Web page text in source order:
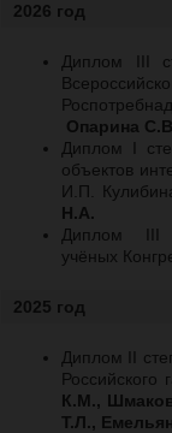
2026 год
Диплом III
Опарина
Диплом I
объектов
И.П.
Н.А.
Диплом
учёных
2025 год
Диплом II
Российского
К.М.,
Т.Л.,